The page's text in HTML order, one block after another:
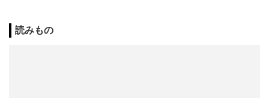
読みもの